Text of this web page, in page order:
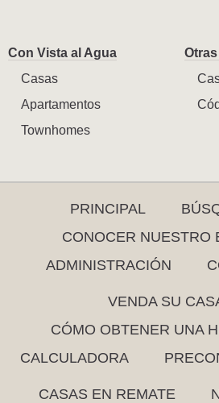
Con Vista al Agua
Casas
Apartamentos
Townhomes
PRINCIPAL
CONOCER NUESTRO
ADMINISTRACIÓN
VENDA SU
CÓMO OBTENER UNA
CALCULADORA
CASAS EN REMATE